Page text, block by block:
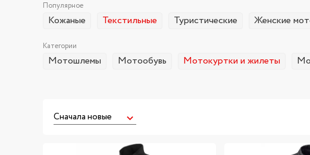
Популярное
Кожаные Текстильные Туристические Женские
Категории
Мотошлемы Мотообувь Мотокуртки и жилеты